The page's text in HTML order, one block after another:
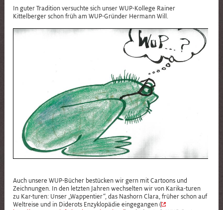
In guter Tradition versuchte sich unser WUP-Kollege Rainer
Kittelberger schon früh am WUP-Gründer Hermann Will.
Auch unsere WUP-Bücher bestücken wir gern mit Cartoons und
Zeichnungen. In den letzten Jahren wechselten wir von Karika-turen
zu Kar-turen: Unser „Wappentier“, das Nashorn Clara, früher schon auf
Weltreise und in Diderots Enzyklopädie eingegangen (